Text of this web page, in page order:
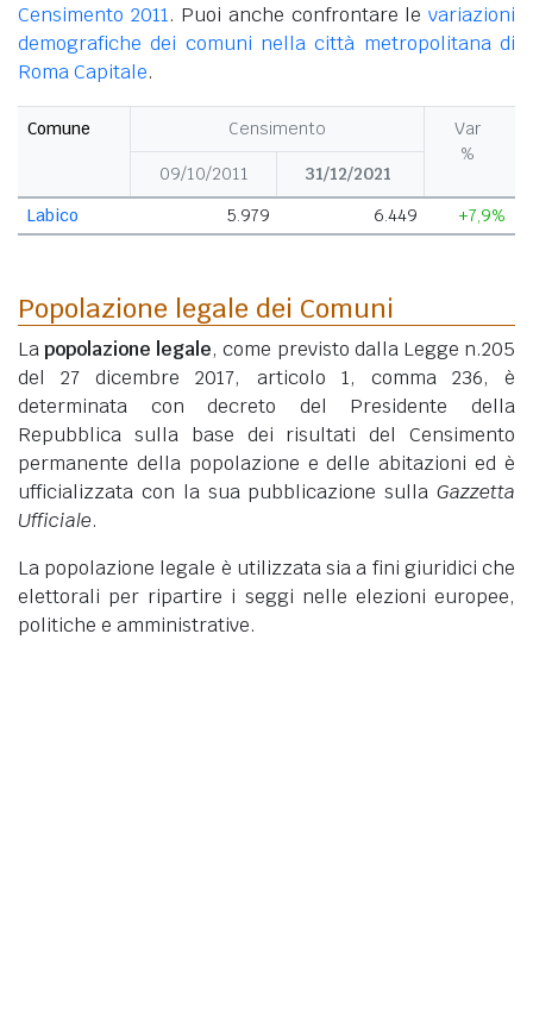
Censimento 2011. Puoi anche confrontare levariazioni
demografiche dei comuni nella città metropolitana di
Roma Capitale.
Comune Censimento
Var
%
09/10/2011
31/12/2021
Labico
5.979 6.449 +7,9%
Popolazione legale dei Comuni
Lapopolazione legale, come previsto dalla Legge n.205
del 27 dicembre 2017, articolo 1, comma 236, è
determinata con decreto del Presidente della
Repubblica sulla base dei risultati del Censimento
permanente della popolazione e delle abitazioni ed è
ufficializzata con la sua pubblicazione sulla Gazzetta
Ufficiale.
La popolazione legale è utilizzata sia a fini giuridici che
elettorali per ripartire i seggi nelle elezioni europee,
politiche e amministrative.